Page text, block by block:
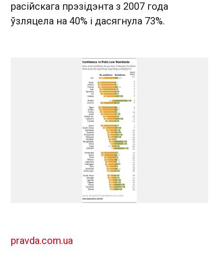
расійскага прэзідэнта з 2007 года
ўзляцела на 40% і дасягнула 73%.
pravda.com.ua